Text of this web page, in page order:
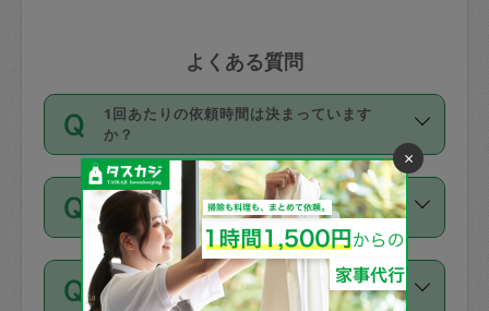
よくある質問
1回あたりの依頼時間は決まっています
か？
依頼1回につき3時間固定です。3時間を
超えて依頼したい場合は、延長機能をご
利用ください。機能をご利用いただくに
は、タスカジさんに事前に相談し、合意
の上事前申請することが必要です。な
価格はどうやって決まっていますか？
11種類の価格帯の中からタスカジさん自
身が価格を選んで設定しています。
支払い方法を教えてください
×